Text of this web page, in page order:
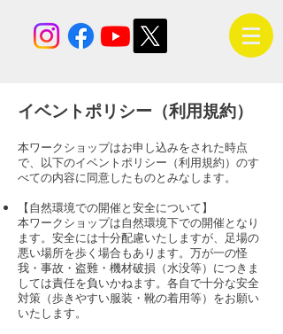
イベントポリシー（利用規約）
本ワークショップはお申し込みをされた時点
で、以下のイベントポリシー（利用規約）のす
べての内容に同意したものとみなします。
【自然環境での開催と安全について】
本ワークショップは自然環境下での開催となり
ます。安全には十分配慮いたしますが、足場の
悪い場所を歩く場合もあります。万が一の怪
我・事故・盗難・機材破損（水没等）につきま
しては責任を負いかねます。各自で十分な安全
対策（歩きやすい服装・靴の着用等）をお願い
いたします。